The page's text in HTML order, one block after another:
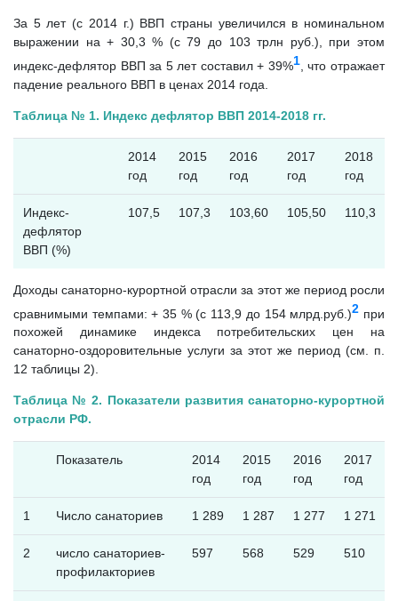
За 5 лет (с 2014 г.) ВВП страны увеличился в номинальном
выражении на + 30,3 % (с 79 до 103 трлн руб.), при этом
индекс-дефлятор ВВП за 5 лет составил + 39%1, что отражает
падение реального ВВП в ценах 2014 года.
Таблица № 1. Индекс дефлятор ВВП 2014-2018 гг.
2014
год
2015
год
2016
год
2017
год
2018
год
Индекс-
дефлятор
ВВП (%)
107,5 107,3 103,60 105,50 110,3
Доходы санаторно-курортной отрасли за этот же период росли
сравнимыми темпами: + 35 % (с 113,9 до 154 млрд.руб.)2 при
похожей динамике индекса потребительских цен на
санаторно-оздоровительные услуги за этот же период (см. п.
12 таблицы 2).
Таблица № 2. Показатели развития санаторно-курортной
отрасли РФ.
Показатель
2014
год
2015
год
2016
год
2017
год
1 Число санаториев 1 289 1 287 1 277 1 271
2
число санаториев-
профилакториев
597 568 529 510